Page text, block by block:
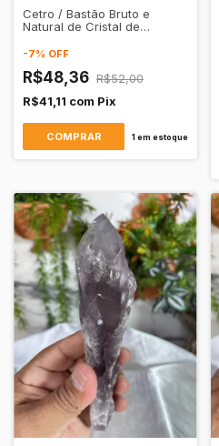
Cetro / Bastão Bruto e
Natural de Cristal de
Transparente
-7% OFF
R$48,36 R$52,00
R$41,11 com Pix
1 em estoque